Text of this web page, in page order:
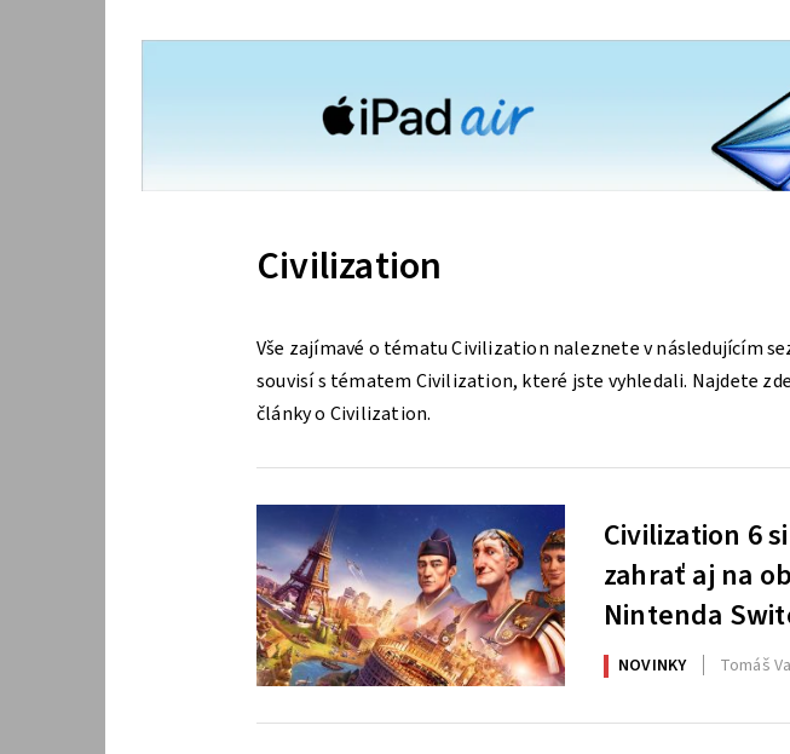
Civilization
Vše zajímavé o tématu Civilization naleznete v následujícím
souvisí s tématem Civilization, které jste vyhledali. Najdete
články o Civilization.
Civilization 6
zahrať aj na
Nintenda
NOVINKY Tomáš